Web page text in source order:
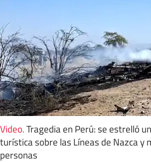
Video.Tragedia en Perú: se estrelló
turística sobre las Líneas de Nazca y
personas